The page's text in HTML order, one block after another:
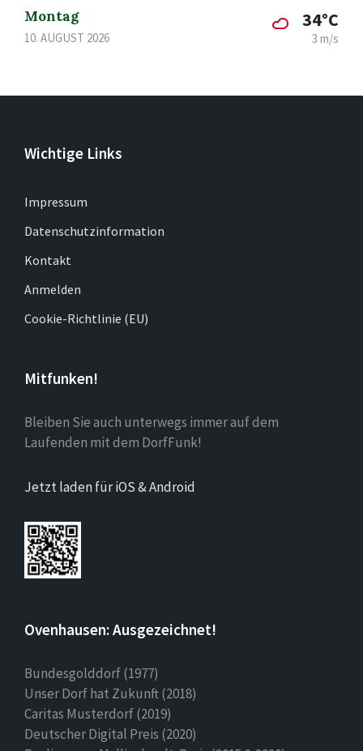
Montag
10. AUGUST 2026
34°C
3 m/s
Wichtige Links
Impressum
Datenschutzinformation
Kontakt
Anmelden
Cookie-Richtlinie (EU)
Mitfunken!
Bleiben Sie auch unterwegs immer auf dem
Laufenden mit dem DorfFunk!
Jetzt laden für iOS & Android
Ovenhausen: Ausgezeichnet!
Bundesgolddorf (1977)
Unser Dorf hat Zukunft (2018)
Caritas Musterdorf (2019)
Deutscher Digital Preis (2020)